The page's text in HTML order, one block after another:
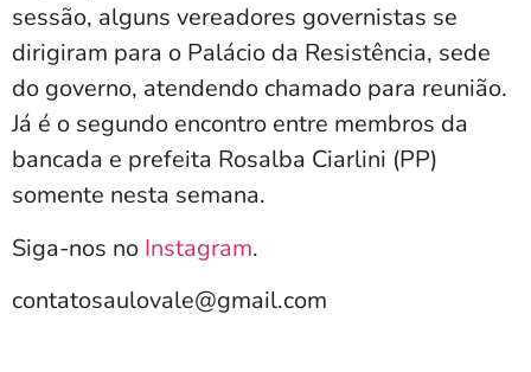
sessão, alguns vereadores governistas se
dirigiram para o Palácio da Resistência, sede
do governo, atendendo chamado para reunião.
Já é o segundo encontro entre membros da
bancada e prefeita Rosalba Ciarlini (PP)
somente nesta semana.
Siga-nos no Instagram.
contatosaulovale@gmail.com